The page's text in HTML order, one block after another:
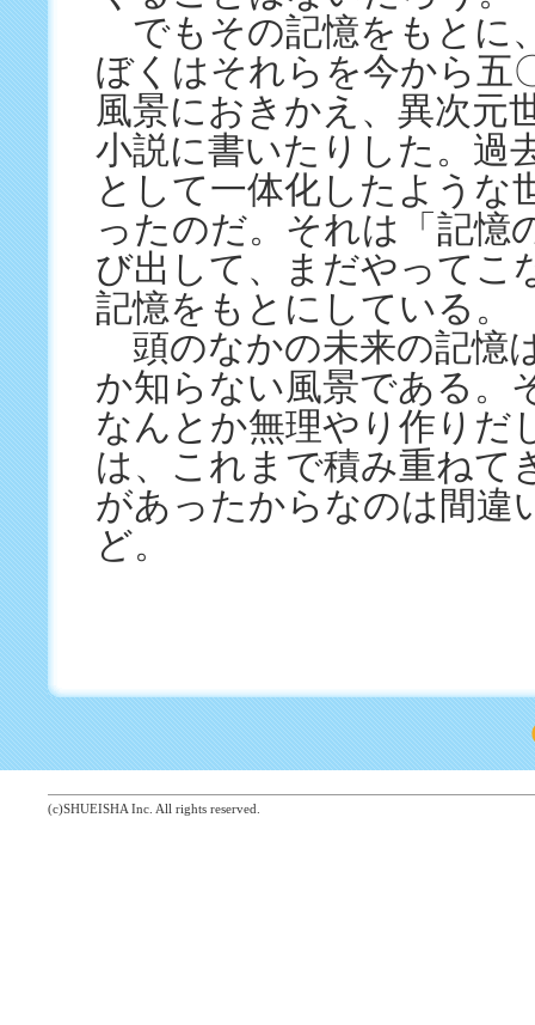
でもその記憶をもとに
ぼくはそれらを今から五
風景におきかえ、異次元
小説に書いたりした。過
として一体化したような
ったのだ。それは「記憶
び出して、まだやってこ
記憶をもとにしている。
頭のなかの未来の記憶
か知らない風景である。
なんとか無理やり作りだ
は、これまで積み重ねて
があったからなのは間違
ど。
(c)SHUEISHA Inc. All rights reserved.